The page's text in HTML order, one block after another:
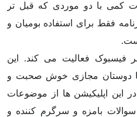
کمی با دو موردی که قبل تر
فقط برای استفاده بومیان و
فیسبوک فعالیت می کند. این
دوستان مجازی خوش صحبت و
این اپلیکیشن ها از موضوعات
بامزه و سرگرم کننده و